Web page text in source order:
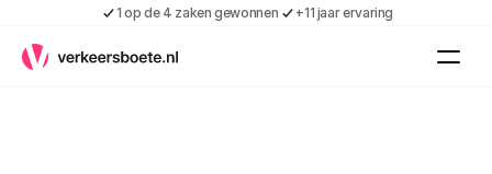
1 op de 4 zaken gewonnen +11 jaar ervaring
Kennis